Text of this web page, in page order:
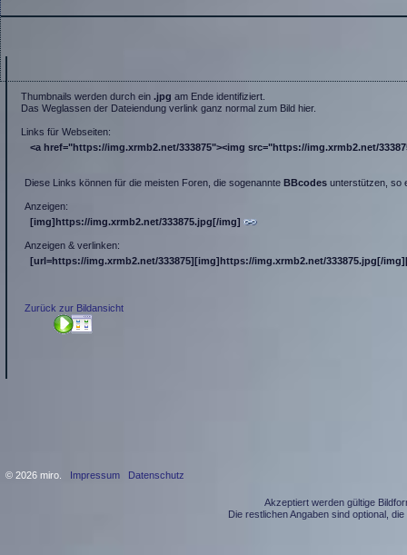
Thumbnails werden durch ein .jpg am Ende identifiziert.
Das Weglassen der Dateiendung verlink ganz normal zum Bild hier.
Links für Webseiten:
<a href="https://img.xrmb2.net/333875"><img src="https://img.xrmb2.net/
Diese Links können für die meisten Foren, die sogenannte BBcodes unterstützen, so
Anzeigen:
[img]https://img.xrmb2.net/333875.jpg[/img]
Anzeigen & verlinken:
[url=https://img.xrmb2.net/333875][img]https://img.xrmb2.net/333875.jpg[/
Zurück zur Bildansicht
© 2026 miro. Impressum Datenschutz
Akzeptiert werden gültige
Die restlichen Angaben sind optional,